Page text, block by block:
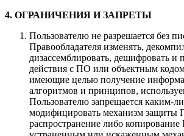
4. ОГРАНИЧЕНИЯ И ЗАПРЕТЫ
Пользователю не разрешается без
Правообладателя изменять,
дизассемблировать, дешифровать и
действия с ПО или объектным
имеющие целью получение
алгоритмов и принципов,
Пользователю запрещается каким-
модифицировать механизм защиты
распространение либо